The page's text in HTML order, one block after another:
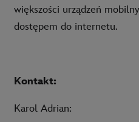
większości urządzeń
dostępem do internetu.
Kontakt:
Karol Adrian: